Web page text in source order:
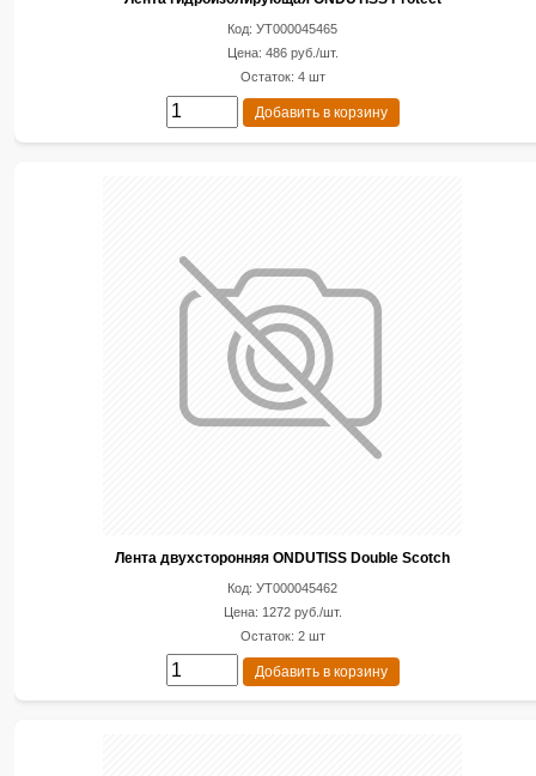
Код: УТ000045465
Цена: 486 руб./шт.
Остаток: 4 шт
Добавить в корзину
Лента двухсторонняя ONDUTISS Double Scotch
Код: УТ000045462
Цена: 1272 руб./шт.
Остаток: 2 шт
Добавить в корзину